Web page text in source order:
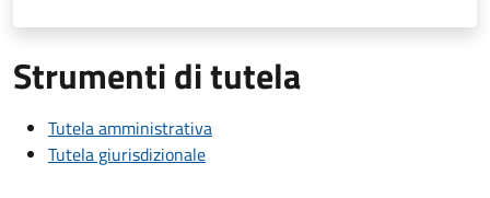
Strumenti di tutela
Tutela amministrativa
Tutela giurisdizionale